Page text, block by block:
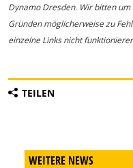
Dynamo Dresden. Wir bitten
Gründen möglicherweise zu
einzelne Links nicht
TEILEN
WEITERE NEWS